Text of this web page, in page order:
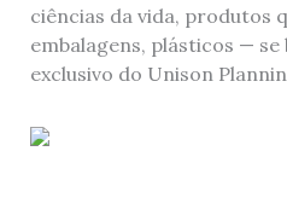
ciências da vida, produtos
embalagens, plásticos — se
exclusivo do Unison